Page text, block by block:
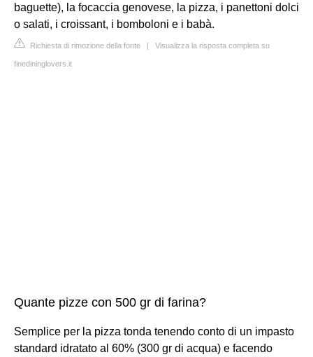
baguette), la focaccia genovese, la pizza, i panettoni dolci
o salati, i croissant, i bomboloni e i babà.
Richiesta di rimozione della fonte | Visualizza la risposta completa su
finedininglovers.it
Quante pizze con 500 gr di farina?
Semplice per la pizza tonda tenendo conto di un impasto
standard idratato al 60% (300 gr di acqua) e facendo